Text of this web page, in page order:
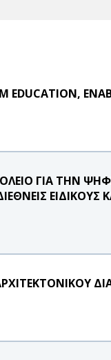
EDUCATION,
ΓΙΑ ΤΗΝ
ΕΙΔΙΚΟΥΣ